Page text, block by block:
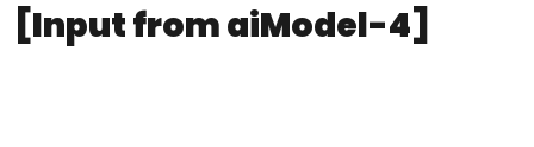
[Input from aiModel-4]